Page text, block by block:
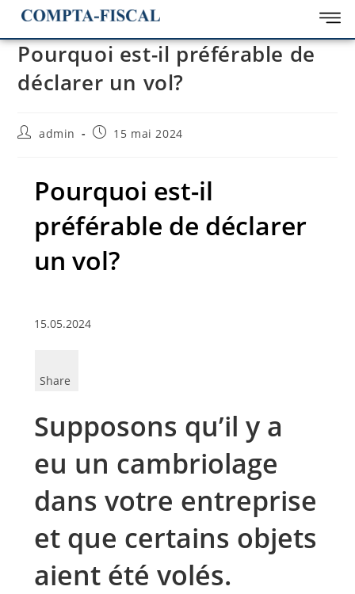
Pourquoi est-il préférable de
déclarer un vol?
admin 15 mai 2024
Pourquoi est-il
préférable de déclarer
un vol?
15.05.2024
Share
Supposons qu’il y a
eu un cambriolage
dans votre entreprise
et que certains objets
aient été volés.